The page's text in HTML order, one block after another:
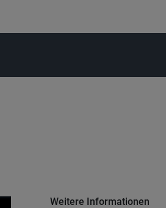
Weitere Informationen